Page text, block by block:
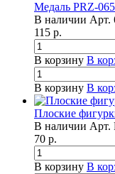
Медаль PRZ-
В наличии Арт.
115 р.
В корзину В
В корзину В
Плоские
В наличии Арт.
70 р.
В корзину В